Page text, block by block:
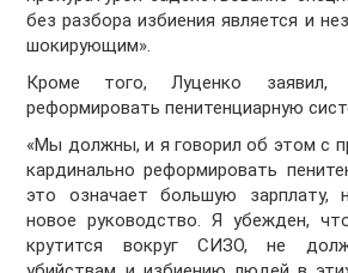
без разбора избиения является и
шокирующим».
Кроме того, Луценко заявил,
реформировать пенитенциарную
«Мы должны, и я говорил об этом с
кардинально реформировать
это означает большую зарплату,
новое руководство. Я убежден,
крутится вокруг СИЗО, не